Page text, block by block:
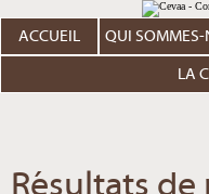
au
contenu.
Aller
personnels
ACCUEIL QUI SOMMES-
LA